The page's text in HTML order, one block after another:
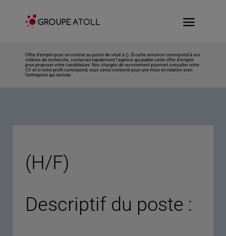
Offre d’emploi pour un contrat au poste de situé à (). Si cette annonce correspond à vos
critères de recherche, contactez rapidement l’agence qui publie cette offre d’emploi
pour proposer votre candidature. Nos chargés de recrutement pourront consulter votre
CV et si votre profil correspond, vous serez contacté pour une mise en relation avec
l’entreprise qui recrute.
(H/F)
Descriptif du poste :